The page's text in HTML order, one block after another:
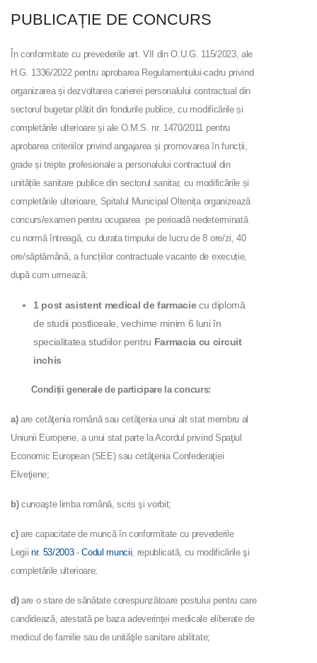
PUBLICAȚIE DE CONCURS
În conformitate cu prevederile art. VII din O.U.G. 115/2023, ale
H.G. 1336/2022 pentru aprobarea Regulamentului-cadru privind
organizarea și dezvoltarea carierei personalului contractual din
sectorul bugetar plătit din fondurile publice, cu modificările și
completările ulterioare și ale O.M.S. nr. 1470/2011 pentru
aprobarea criteriilor privind angajarea și promovarea în funcții,
grade și trepte profesionale a personalului contractual din
unitățile sanitare publice din sectorul sanitar, cu modificările și
completările ulterioare, Spitalul Municipal Oltenița organizează
concurs/examen pentru ocuparea pe perioadă nedeterminată
cu normă întreagă, cu durata timpului de lucru de 8 ore/zi, 40
ore/săptămână, a funcțiilor contractuale vacante de execuție,
după cum urmează:
1 post asistent medical de farmaciecu diplomă
de studii postliceale, vechime minim 6 luni în
specialitatea studiilor pentru Farmacia cu circuit
inchis
Condiții generale de participare la concurs:
a)are cetăţenia română sau cetăţenia unui alt stat membru al
Uniunii Europene, a unui stat parte la Acordul privind Spaţiul
Economic European (SEE) sau cetăţenia Confederaţiei
Elveţiene;
b)cunoaşte limba română, scris şi vorbit;
c)are capacitate de muncă în conformitate cu prevederile
Legiinr. 53/2003-Codul muncii, republicată, cu modificările şi
completările ulterioare;
d)are o stare de sănătate corespunzătoare postului pentru care
candidează, atestată pe baza adeverinţei medicale eliberate de
medicul de familie sau de unităţile sanitare abilitate;